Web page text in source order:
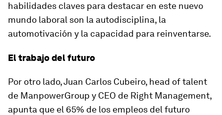
habilidades claves para destacar en este nuevo
mundo laboral son la autodisciplina, la
automotivación y la capacidad para reinventarse.
El trabajo del futuro
Por otro lado, Juan Carlos Cubeiro, head of talent
de ManpowerGroup y CEO de Right Management,
apunta que el 65% de los empleos del futuro